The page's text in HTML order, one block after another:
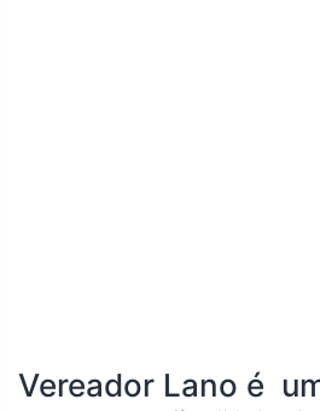
Vereador Lano é